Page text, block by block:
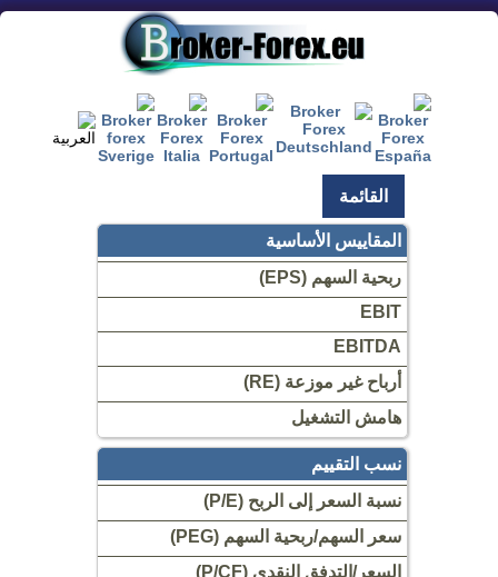
القائمة
المقاييس الأساسية
ربحية السهم (EPS)
EBIT
EBITDA
أرباح غير موزعة (RE)
هامش التشغيل
نسب التقييم
نسبة السعر إلى الربح (P/E)
سعر السهم/ربحية السهم (PEG)
السعر/التدفق النقدي (P/CF)